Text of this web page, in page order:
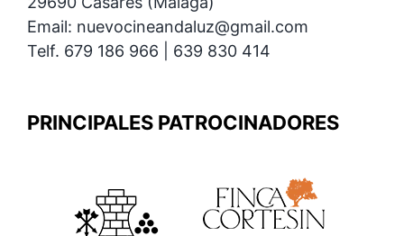
Email: nuevocineandaluz@gmail.com
Telf. 679 186 966 | 639 830 414
PRINCIPALES PATROCINADORES